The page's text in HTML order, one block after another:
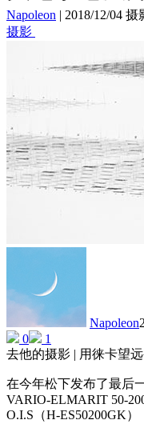
Napoleon | 2018/12/04 摄
摄影
Napoleon
0
1
去他的摄影 | 用徕卡望
在今年松下发布了最后
VARIO-ELMARIT 50-
O.I.S（H-ES50200GK